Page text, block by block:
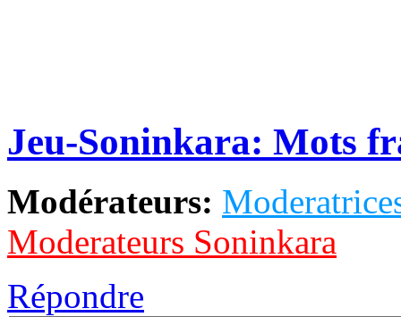
Jeu-Soninkara: Mots
Modérateurs:
Moderateurs Soninkara
Répondre